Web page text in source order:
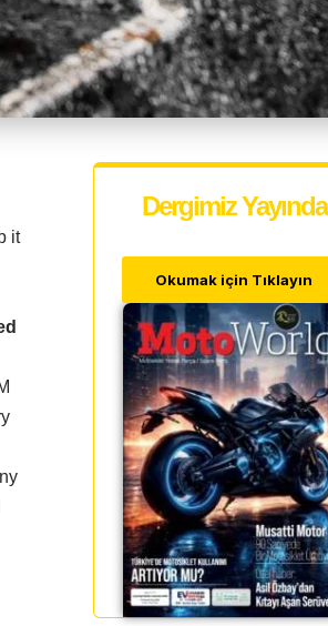
it
Dergimiz Yayında
Okumak için Tıklayın